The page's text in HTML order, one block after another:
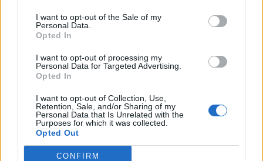
I want to opt-out of the Sale of my
Personal Data.
Opted In
I want to opt-out of processing my
Personal Data for Targeted Advertising.
Opted In
I want to opt-out of Collection, Use,
Retention, Sale, and/or Sharing of my
Personal Data that Is Unrelated with the
Purposes for which it was collected.
Opted Out
CONFIRM
Ακολουθήστε το Pink.gr στοGoogle News
μάθετε πρώτοιτα πιο hot νέα.